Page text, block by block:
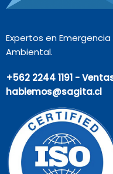
Expertos en
Ambiental.
+562 2244 1191 -
hablemos@sagita.cl